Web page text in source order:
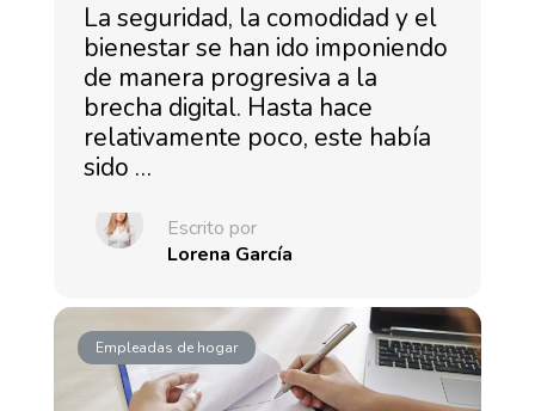
La seguridad, la comodidad y el
bienestar se han ido imponiendo
de manera progresiva a la
brecha digital. Hasta hace
relativamente poco, este había
sido …
Escrito por
Lorena García
Empleadas de hogar